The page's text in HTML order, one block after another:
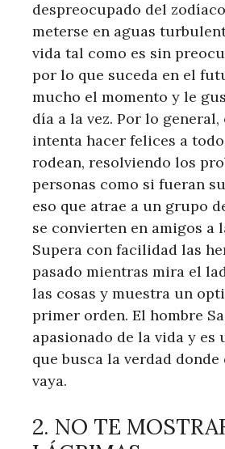
despreocupado del
meterse en aguas
vida tal como es sin
por lo que suceda en el
mucho el momento y le
día a la vez. Por lo
intenta hacer felices a
rodean, resolviendo los
personas como si fueran
eso que atrae a un grupo
se convierten en amigos a
Supera con facilidad las
pasado mientras mira el
las cosas y muestra un
primer orden. El hombre
apasionado de la vida y es
que busca la verdad donde
vaya.
2. NO TE